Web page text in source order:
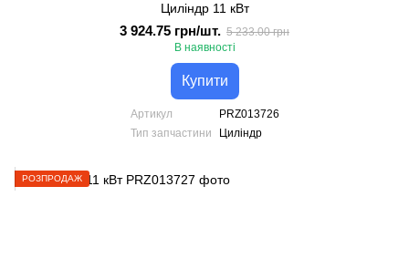
Циліндр 11 кВт
3 924.75 грн/шт. 5 233.00 грн
В наявності
Купити
Артикул
PRZ013726
Тип запчастини
Циліндр
РОЗПРОДАЖ